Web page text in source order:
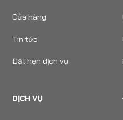
Cửa hàng
Tin tức
Đặt hẹn dịch vụ
DỊCH VỤ